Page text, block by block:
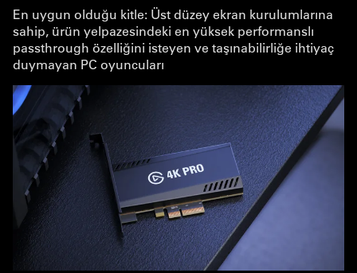
En uygun olduğu kitle: Üst düzey ekran kurulumlarına
sahip, ürün yelpazesindeki en yüksek performanslı
passthrough özelliğini isteyen ve taşınabilirliğe ihtiyaç
duymayan PC oyuncuları